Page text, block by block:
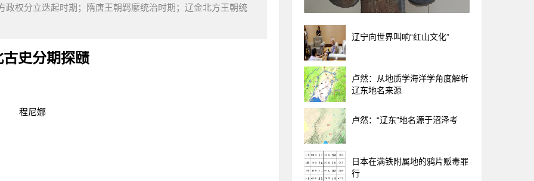
权分立迭起时期；隋唐王朝羁縻统治时期；辽金北方王朝统
古史分期探赜
程尼娜
辽宁向世界叫响“红山文化”
卢然：从地质学海洋学角度解析
辽东地名来源
卢然：“辽东”地名源于沼泽考
日本在满铁附属地的鸦片贩毒罪
行